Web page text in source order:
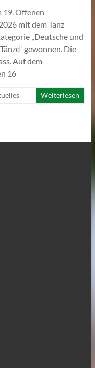
19. Offenen
mit dem Tanz
„Deutsche und
gewonnen. Die
Auf dem
16
Weiterlesen